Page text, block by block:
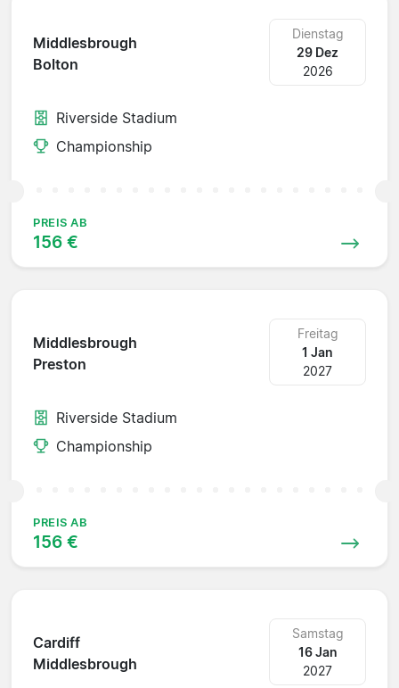
Middlesbrough
Bolton
Dienstag
29 Dez
2026
Riverside Stadium
Championship
PREIS AB
156 €
Middlesbrough
Preston
Freitag
1 Jan
2027
Riverside Stadium
Championship
PREIS AB
156 €
Cardiff
Middlesbrough
Samstag
16 Jan
2027